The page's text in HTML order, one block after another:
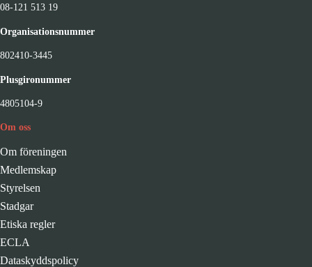
08-121 513 19
Organisationsnummer
802410-3445
Plusgironummer
4805104-9
Om oss
Om föreningen
Medlemskap
Styrelsen
Stadgar
Etiska regler
ECLA
Dataskyddspolicy